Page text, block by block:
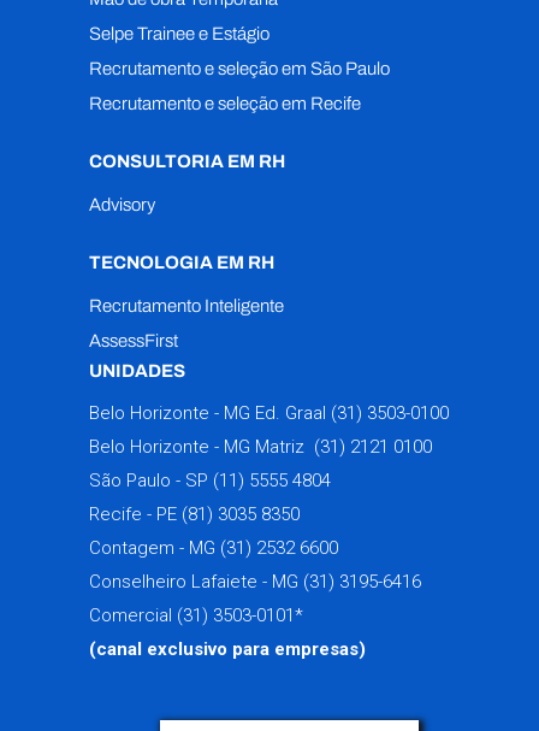
Selpe Trainee e Estágio
Recrutamento e seleção em São Paulo
Recrutamento e seleção em Recife
CONSULTORIA EM RH
Advisory
TECNOLOGIA EM RH
Recrutamento Inteligente
AssessFirst
UNIDADES
Belo Horizonte - MG Ed. Graal (31) 3503-0100
Belo Horizonte - MG Matriz (31) 2121 0100
São Paulo - SP (11) 5555 4804
Recife - PE (81) 3035 8350
Contagem - MG (31) 2532 6600
Conselheiro Lafaiete - MG (31) 3195-6416
Comercial (31) 3503-0101*
(canal exclusivo para empresas)